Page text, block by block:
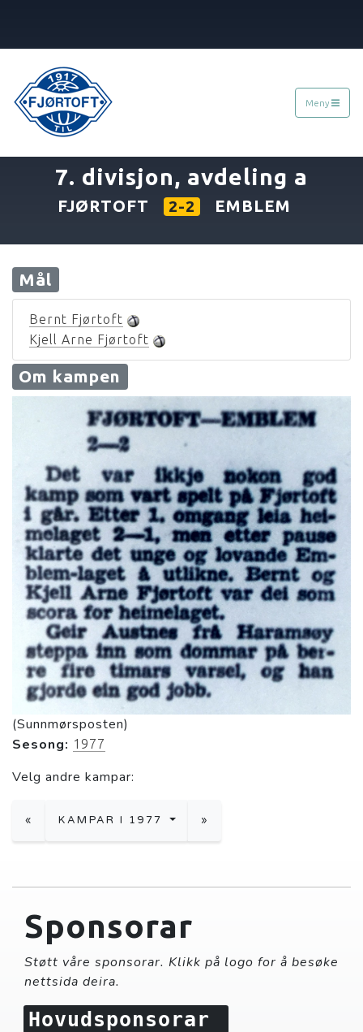
Meny
7. divisjon, avdeling a
FJØRTOFT 2-2 EMBLEM
Mål
Bernt Fjørtoft
Kjell Arne Fjørtoft
Om kampen
(Sunnmørsposten)
Sesong: 1977
Velg andre kampar:
« KAMPAR I 1977 »
Sponsorar
Støtt våre sponsorar. Klikk på logo for å besøke
nettsida deira.
Hovudsponsorar